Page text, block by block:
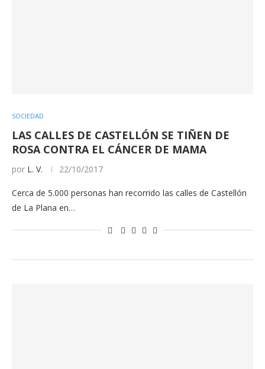
SOCIEDAD
LAS CALLES DE CASTELLÓN SE TIÑEN DE
ROSA CONTRA EL CÁNCER DE MAMA
por L. V. 22/10/2017
Cerca de 5.000 personas han recorrido las calles de Castellón
de La Plana en…